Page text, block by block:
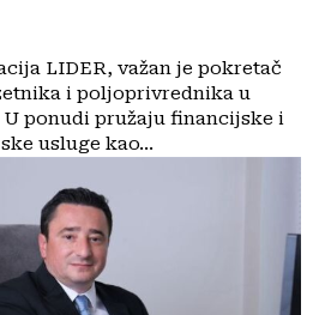
LIDER, važan je pokretač
i poljoprivrednika u
ponudi pružaju financijske i
usluge kao...